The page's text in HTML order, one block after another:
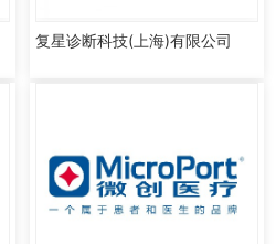
复星诊断科技(上海)有限公司